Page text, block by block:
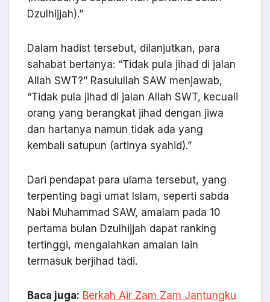
Dzulhijjah).”
Dalam hadist tersebut, dilanjutkan, para
sahabat bertanya: “Tidak pula jihad di jalan
Allah SWT?” Rasulullah SAW menjawab,
“Tidak pula jihad di jalan Allah SWT, kecuali
orang yang berangkat jihad dengan jiwa
dan hartanya namun tidak ada yang
kembali satupun (artinya syahid).”
Dari pendapat para ulama tersebut, yang
terpenting bagi umat Islam, seperti sabda
Nabi Muhammad SAW, amalam pada 10
pertama bulan Dzulhijjah dapat ranking
tertinggi, mengalahkan amalan lain
termasuk berjihad tadi.
Baca juga: Berkah Air Zam Zam Jantungku